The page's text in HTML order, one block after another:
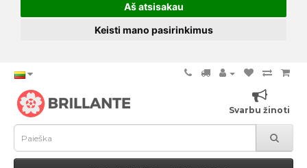
Aš atsisakau
Keisti mano pasirinkimus
Svarbu žinoti